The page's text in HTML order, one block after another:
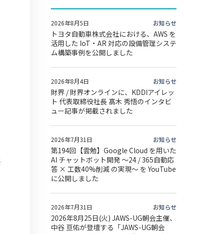
2026年8月5日 お知らせ
トヨタ自動車株式会社における、AWS を
活用した IoT・AR 対応の設備管理システ
ム構築事例を公開しました
2026年8月4日 お知らせ
財界 / 財界オンラインに、KDDIアイレッ
ト 代表取締役社長 髙木 秀悟のインタビ
ュー記事が掲載されました
2026年7月31日 お知らせ
第194回【雲勉】Google Cloud を用いた
AI チャットボット開発 〜24 / 365自動応
答 × 工数40%削減 の実現〜 を YouTube
に公開しました
2026年7月31日 お知らせ
2026年8月25日(火) JAWS-UG朝会主催、
中谷 亘佑が登壇する「JAWS-UG朝会